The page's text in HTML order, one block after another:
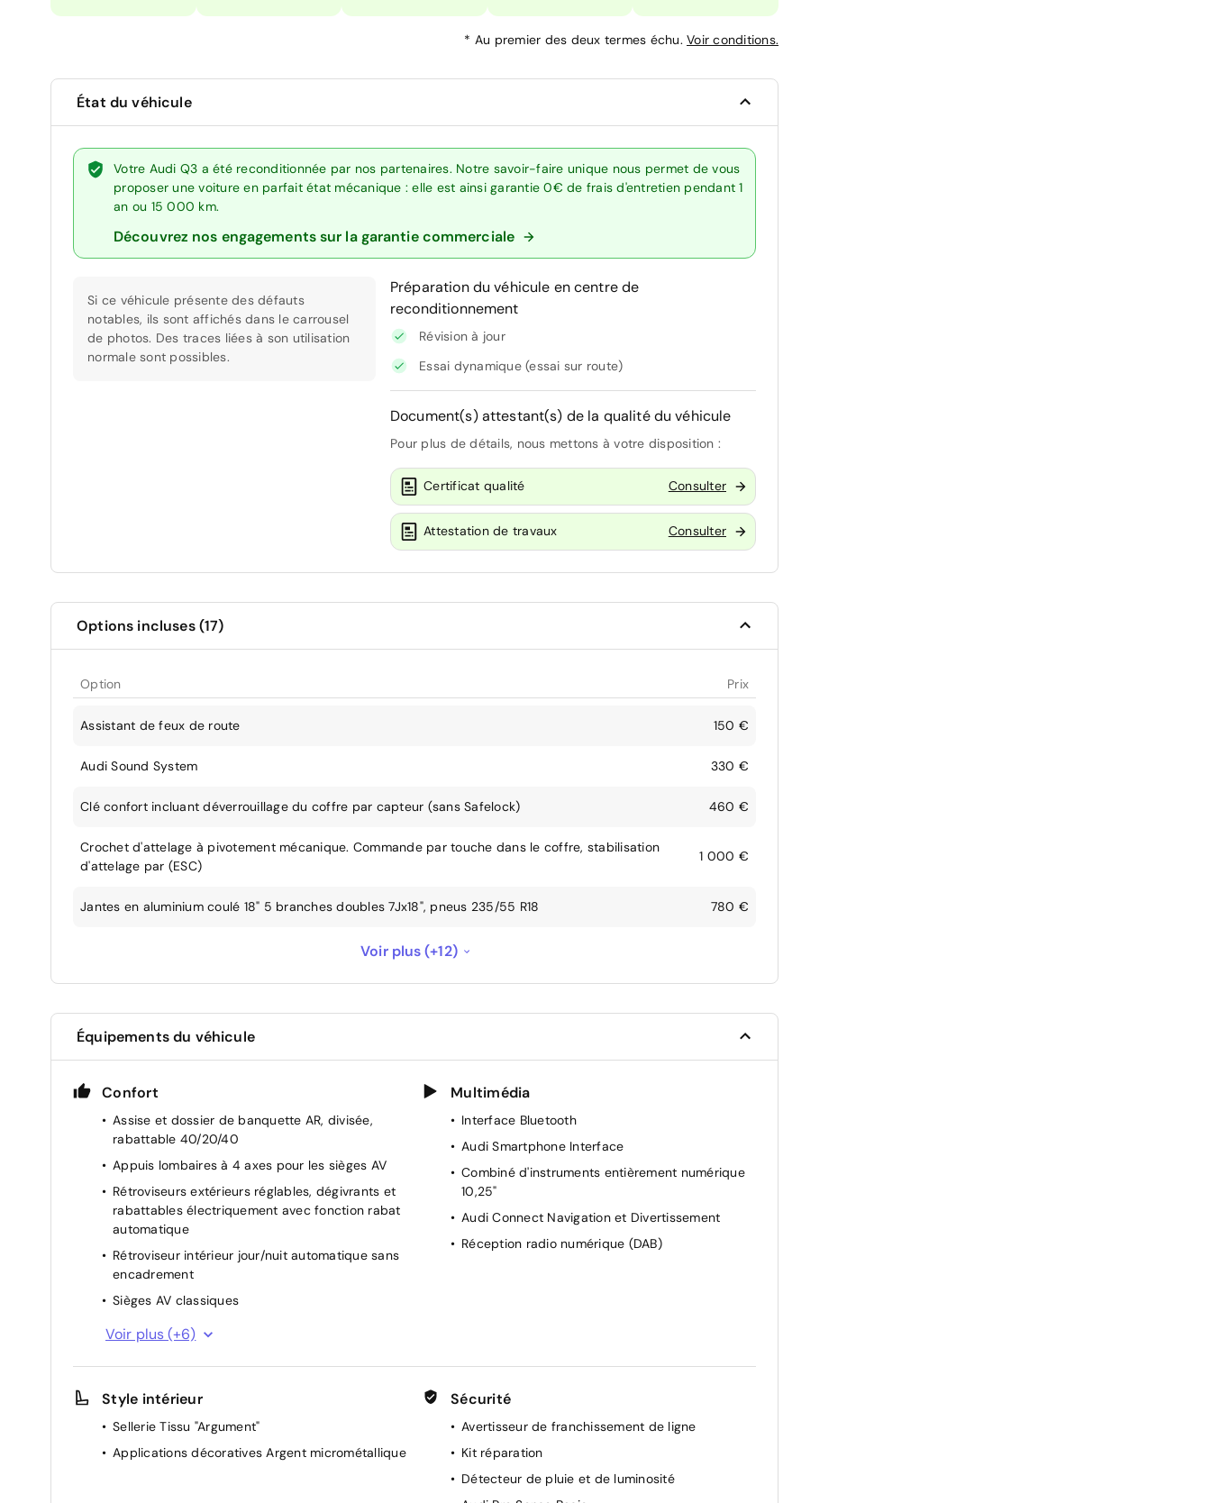
* Au premier des deux termes échu. Voir conditions.
État du véhicule
Votre Audi Q3 a été reconditionnée par nos partenaires. Notre savoir-faire unique nous permet de vous
proposer une voiture en parfait état mécanique : elle est ainsi garantie 0€ de frais d'entretien pendant 1
an ou 15 000 km.
Découvrez nos engagements sur la garantie commerciale
Si ce véhicule présente des défauts
notables, ils sont affichés dans le carrousel
de photos. Des traces liées à son utilisation
normale sont possibles.
Préparation du véhicule en centre de
reconditionnement
Révision à jour
Essai dynamique (essai sur route)
Document(s) attestant(s) de la qualité du véhicule
Pour plus de détails, nous mettons à votre disposition :
Certificat qualité Consulter
Attestation de travaux Consulter
Options incluses (17)
Option Prix
Assistant de feux de route 150 €
Audi Sound System 330 €
Clé confort incluant déverrouillage du coffre par capteur (sans Safelock) 460 €
Crochet d'attelage à pivotement mécanique. Commande par touche dans le coffre, stabilisation
d'attelage par (ESC)
1 000 €
Jantes en aluminium coulé 18" 5 branches doubles 7Jx18", pneus 235/55 R18 780 €
Pack Eclairage d'ambiance Compartiment de rangement sous le tableau de bord, éclairé Eclairage
console centrale AV Miroirs de courtoisie éclairés côté c...
Pack Esthétique Noir
Peinture métallisée Argent Fleuret 900 €
Rampes de pavillon noires
Sans assistance : pas d'accès au service de dépannage et de remorquage du réseau de la
marque
Sans audi Hold Assist
Sans pack Aluminium Intérieur
Sans préparation pour la navigation MMI plus -200 €
Sièges AV chauffants
Vitrage Privacy lunette AR, vitres de portières AR et vitres latérales AR surteintées
Voir plus (+12)
Équipements du véhicule
Confort
Assise et dossier de banquette AR, divisée,
rabattable 40/20/40
Appuis lombaires à 4 axes pour les sièges AV
Rétroviseurs extérieurs réglables, dégivrants et
rabattables électriquement avec fonction rabat
automatique
Rétroviseur intérieur jour/nuit automatique sans
encadrement
Sièges AV classiques
Régulateur de vitesse
la fermeture
Accoudoir central AV avec vide-poches
longueur
Pare-brise en verre acoustique avec verre
Voir plus (+6)
Multimédia
Interface Bluetooth
Audi Smartphone Interface
Combiné d'instruments entièrement numérique
10,25"
Audi Connect Navigation et Divertissement
Réception radio numérique (DAB)
Style intérieur
Sellerie Tissu "Argument"
Applications décoratives Argent micrométallique
Sécurité
Avertisseur de franchissement de ligne
Kit réparation
Détecteur de pluie et de luminosité